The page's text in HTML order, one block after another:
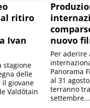
ritiro
Ivan
stagione
delle
giovane
Valdôtain
nuovo
Per aderire
Panorama
al 31
terranno
settembre...